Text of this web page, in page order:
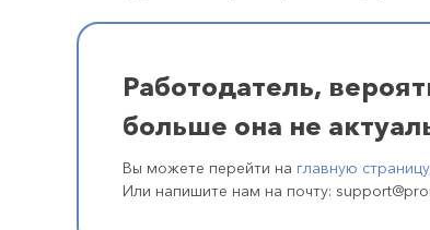
Работодатель,
больше она не
Вы можете перейти на главную страницу
Или напишите нам на почту: